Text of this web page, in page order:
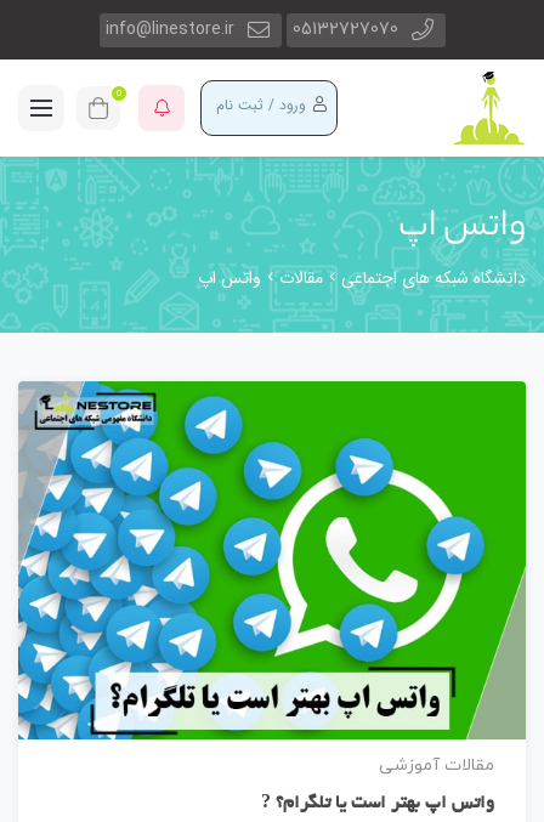
05132727070
info@linestore.ir
ورود / ثبت نام 0
واتس اپ
دانشگاه شبکه های اجتماعی مقالات واتس اپ
مقالات آموزشی
واتس اپ بهتر است یا تلگرام؟ ?